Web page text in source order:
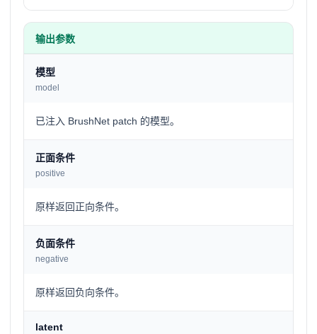
输出参数
模型
model
已注入 BrushNet patch 的模型。
正面条件
positive
原样返回正向条件。
负面条件
negative
原样返回负向条件。
latent